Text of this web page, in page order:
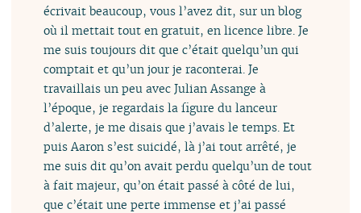
écrivait beaucoup, vous l’avez dit, sur un blog
où il mettait tout en gratuit, en licence libre. Je
me suis toujours dit que c’était quelqu’un qui
comptait et qu’un jour je raconterai. Je
travaillais un peu avec Julian Assange à
l’époque, je regardais la figure du lanceur
d’alerte, je me disais que j’avais le temps. Et
puis Aaron s’est suicidé, là j’ai tout arrêté, je
me suis dit qu’on avait perdu quelqu’un de tout
à fait majeur, qu’on était passé à côté de lui,
que c’était une perte immense et j’ai passé